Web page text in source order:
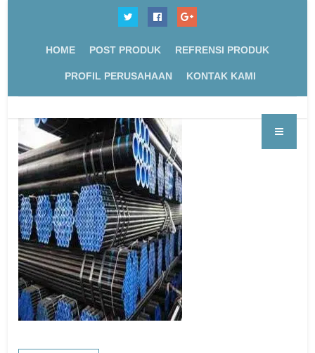
HOME POST PRODUK REFRENSI PRODUK
PROFIL PERUSAHAAN KONTAK KAMI